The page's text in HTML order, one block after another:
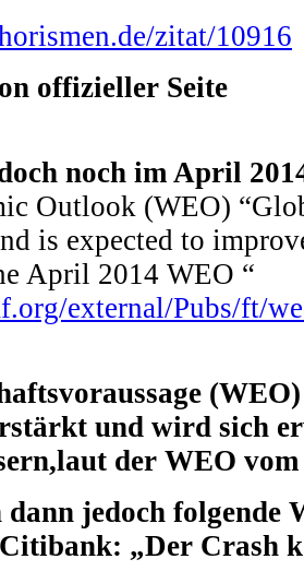
zitat/10916
offizieller Seite
noch im April
Outlook (WEO)
is expected to
April 2014 WEO “
external/Pubs/ft/
und wird sich
der WEO
dann jedoch folgende
„Der Crash